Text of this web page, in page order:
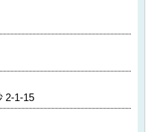
2-1-15